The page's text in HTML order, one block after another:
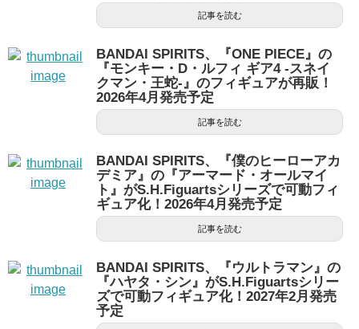
記事を読む
BANDAI SPIRITS、『ONE PIECE』の
『モンキー・D・ルフィ ギア4 -スネイ
クマン・王蛇-』のフィギュアが再販！
2026年4月発売予定
記事を読む
BANDAI SPIRITS、『僕のヒーローアカ
デミア』の『アーマード・オールマイ
ト』がS.H.Figuartsシリーズで可動フィ
ギュア化！2026年4月発売予定
記事を読む
BANDAI SPIRITS、『ウルトラマン』の
『ハヤタ・シン』がS.H.Figuartsシリー
ズで可動フィギュア化！2027年2月発売
予定